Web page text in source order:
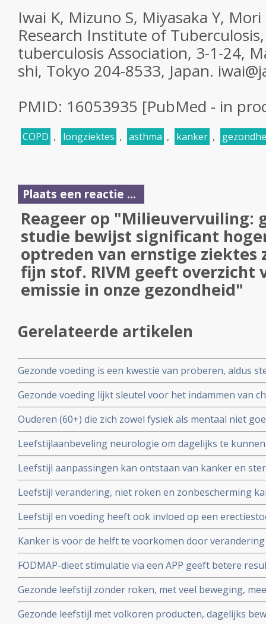
Iwai K, Mizuno S, Miyasaka Y, Mori
Research Institute of
tuberculosis Association, 3-1-24,
shi, Tokyo 204-8533, Japan.
PMID: 16053935 [PubMed - in
COPD , longziektes , asthma , kanker ,
Plaats een reactie ...
Reageer op "Milieuvervuiling:
studie bewijst significant
optreden van ernstige ziektes
fijn stof. RIVM geeft overzicht
emissie in onze gezondheid"
Gerelateerde artikelen
Gezonde voeding is een kwestie van proberen, aldus
collega's in een artikel dat op foodlog verder wordt
Gezonde voeding lijkt sleutel voor het indammen van
internist Yvo Sijpkens,
Ouderen (60+) die zich zowel fysiek als mentaal niet
jaar dit verbeteren door aanpassingen in hun leefstijl
Leefstijlaanbeveling neurologie om dagelijks te
MSZ-implementatieagenda en ziekenhuizen moeten
hebben copy 1
Leefstijl aanpassingen kan ontstaan van kanker en
volwassenen in de VS verminderen met respectievelijk
nieuwe studie van de American Cancer Society.
Leefstijl verandering, niet roken en zonbescherming
kankerpatienten voorkomen blijkt uit nieuw
Leefstijl en voeding heeft ook invloed op een
en regelmatig beweegt kan erectiestoornissen vaak
Kanker is voor de helft te voorkomen door
roken en overgewicht de grootste boosdoeners zijn
Global Burden of Diseases
FODMAP-dieet stimulatie via een APP geeft betere
medicijnen bij patienten met eerste diagnose van PDS
Gezonde leefstijl zonder roken, met veel beweging,
vaker ziek worden en verlengt levensduur met 6 jaar
onder 9000 mensen van middelbare leeftijd.
Gezonde leefstijl met volkoren producten, dagelijks